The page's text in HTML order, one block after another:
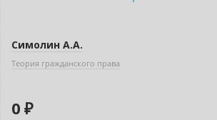
Симолин А.А.
Теория гражданского права
0 ₽